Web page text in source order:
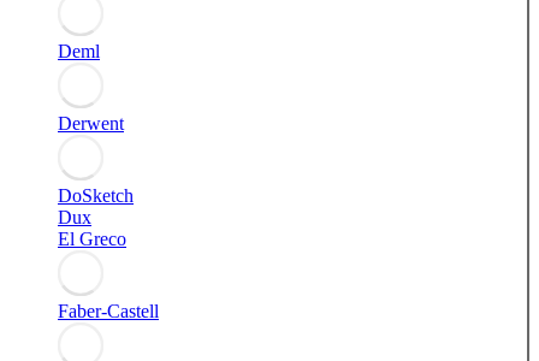
Deml
Derwent
DoSketch
Dux
El Greco
Faber-Castell